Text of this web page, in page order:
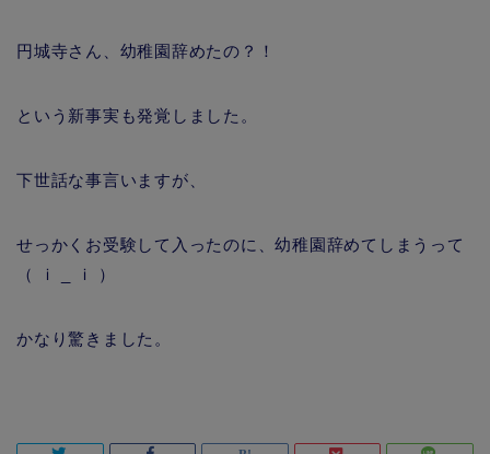
円城寺さん、幼稚園辞めたの？！
という新事実も発覚しました。
下世話な事言いますが、
せっかくお受験して入ったのに、幼稚園辞めてしまうって
（ ｉ _ ｉ ）
かなり驚きました。